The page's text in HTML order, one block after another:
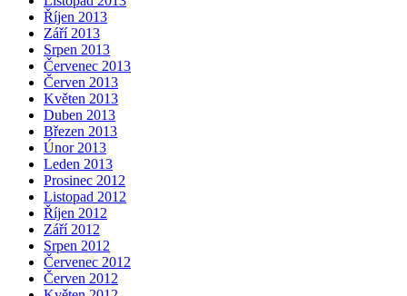
Říjen 2013
Září 2013
Srpen 2013
Červenec 2013
Červen 2013
Květen 2013
Duben 2013
Březen 2013
Únor 2013
Leden 2013
Prosinec 2012
Listopad 2012
Říjen 2012
Září 2012
Srpen 2012
Červenec 2012
Červen 2012